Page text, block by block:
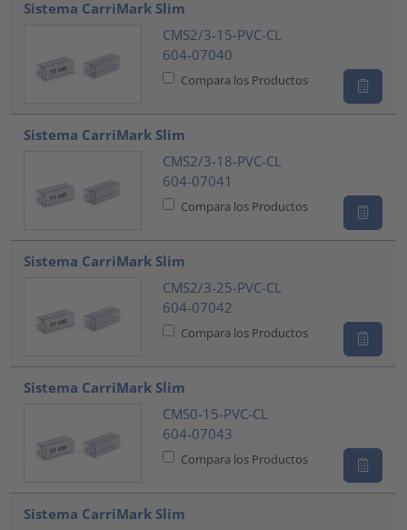
Sistema CarriMark Slim
CMS2/3-15-PVC-CL
604-07040
Compara los Productos
Sistema CarriMark Slim
CMS2/3-18-PVC-CL
604-07041
Compara los Productos
Sistema CarriMark Slim
CMS2/3-25-PVC-CL
604-07042
Compara los Productos
Sistema CarriMark Slim
CMS0-15-PVC-CL
604-07043
Compara los Productos
Sistema CarriMark Slim